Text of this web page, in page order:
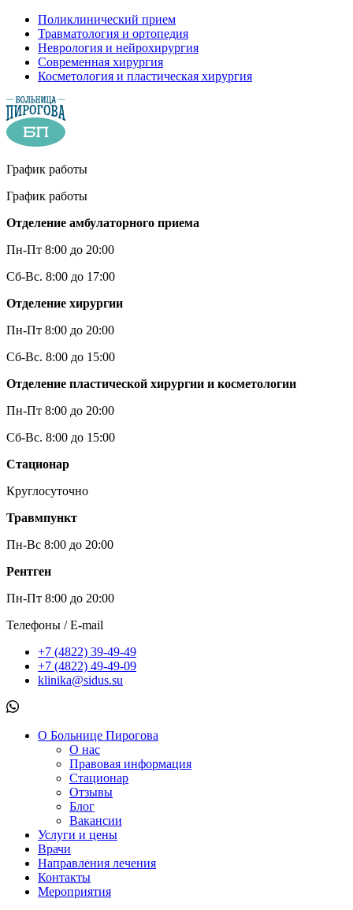
Поликлинический прием
Травматология и ортопедия
Неврология и нейрохирургия
Современная хирургия
Косметология и пластическая хирургия
График работы
График работы
Отделение амбулаторного приема
Пн-Пт 8:00 до 20:00
Сб-Вс. 8:00 до 17:00
Отделение хирургии
Пн-Пт 8:00 до 20:00
Сб-Вс. 8:00 до 15:00
Отделение пластической хирургии и косметологии
Пн-Пт 8:00 до 20:00
Сб-Вс. 8:00 до 15:00
Стационар
Круглосуточно
Травмпункт
Пн-Вс 8:00 до 20:00
Рентген
Пн-Пт 8:00 до 20:00
Телефоны / E-mail
+7 (4822) 39-49-49
+7 (4822) 49-49-09
klinika@sidus.su
О Больнице Пирогова
О нас
Правовая информация
Стационар
Отзывы
Блог
Вакансии
Услуги и цены
Врачи
Направления лечения
Контакты
Мероприятия